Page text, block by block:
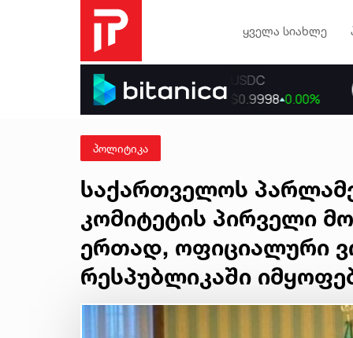
ყველა სიახლე
პოლიტიკა
საქართველოს
კომიტეტის პირველი
ერთად, ოფიციალური
რესპუბლიკაში